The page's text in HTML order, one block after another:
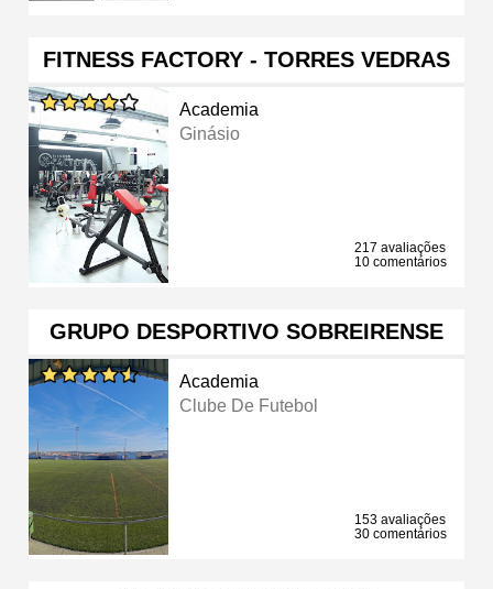
FITNESS FACTORY - TORRES VEDRAS
Academia
Ginásio
217 avaliações
10 comentários
GRUPO DESPORTIVO SOBREIRENSE
Academia
Clube De Futebol
153 avaliações
30 comentários